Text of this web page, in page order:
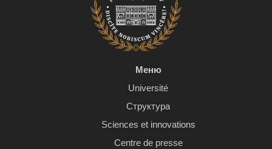
Меню
Université
Структура
Sciences et innovations
Centre de presse